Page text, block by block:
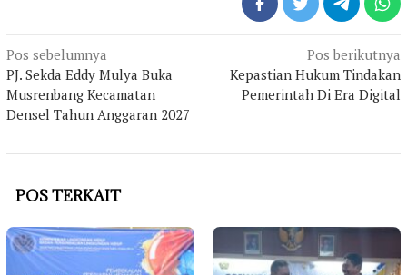
Navigasi
pos
Pos sebelumnya
PJ. Sekda Eddy Mulya Buka
Musrenbang Kecamatan
Densel Tahun Anggaran 2027
Pos berikutnya
Kepastian Hukum Tindakan
Pemerintah Di Era Digital
POS TERKAIT